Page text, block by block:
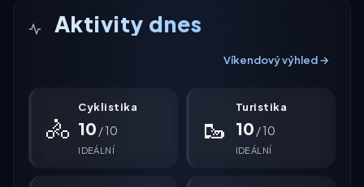
Aktivity dnes
Víkendový výhled →
🚴
Cyklistika
10 / 10
IDEÁLNÍ
🥾
Turistika
10 / 10
IDEÁLNÍ